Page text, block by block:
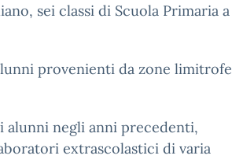
sei classi di Scuola Primaria a
provenienti da zone limitrofe
alunni negli anni precedenti,
extrascolastici di varia